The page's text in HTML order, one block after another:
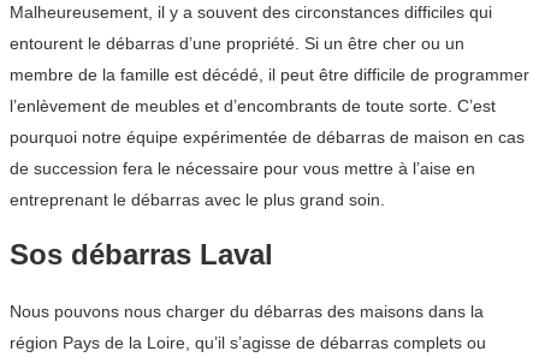
Malheureusement, il y a souvent des circonstances difficiles qui
entourent le débarras d’une propriété. Si un être cher ou un
membre de la famille est décédé, il peut être difficile de programmer
l’enlèvement de meubles et d’encombrants de toute sorte. C’est
pourquoi notre équipe expérimentée de débarras de maison en cas
de succession fera le nécessaire pour vous mettre à l’aise en
entreprenant le débarras avec le plus grand soin.
Sos débarras Laval
Nous pouvons nous charger du débarras des maisons dans la
région Pays de la Loire, qu’il s’agisse de débarras complets ou